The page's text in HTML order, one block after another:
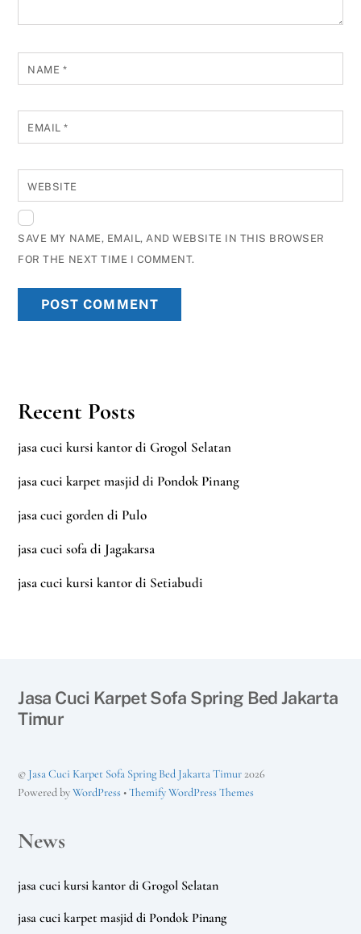
NAME *
EMAIL*
WEBSITE
SAVE MY NAME, EMAIL, AND WEBSITE IN THIS BROWSER
FOR THE NEXT TIME I COMMENT.
Recent Posts
jasa cuci kursi kantor di Grogol Selatan
jasa cuci karpet masjid di Pondok Pinang
jasa cuci gorden di Pulo
jasa cuci sofa di Jagakarsa
jasa cuci kursi kantor di Setiabudi
Jasa Cuci Karpet Sofa Spring Bed Jakarta
Timur
© Jasa Cuci Karpet Sofa Spring Bed Jakarta Timur2026
Powered byWordPress •Themify WordPress Themes
News
jasa cuci kursi kantor di Grogol Selatan
jasa cuci karpet masjid di Pondok Pinang